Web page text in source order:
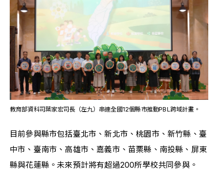
教育部資科司葉家宏司長（左九）串連全國12個縣市推動PBL跨域計畫。
目前參與縣市包括臺北市、新北市、桃園市、新竹縣、臺
中市、臺南市、高雄市、嘉義市、苗栗縣、南投縣、屏東
縣與花蓮縣。未來預計將有超過200所學校共同參與。